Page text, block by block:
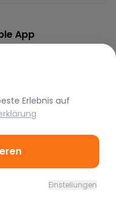
App
vorbehalten.
Erlebnis auf
Einstellungen